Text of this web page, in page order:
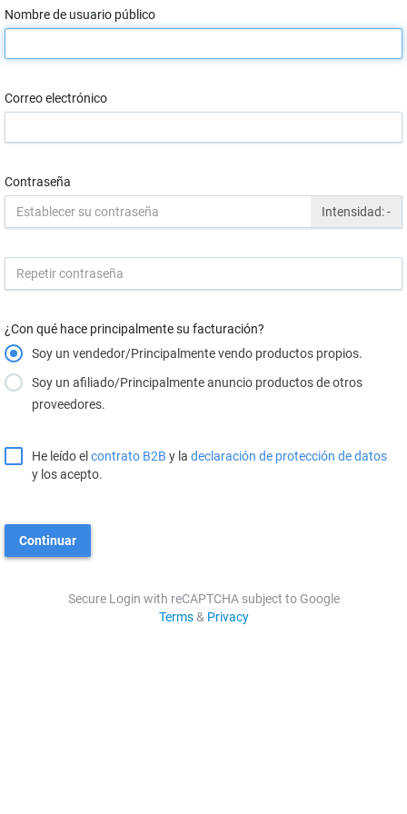
Nombre de usuario público
Correo electrónico
Contraseña
Intensidad:-
¿Con qué hace principalmente su facturación?
Soy un vendedor/Principalmente vendo productos propios.
Soy un afiliado/Principalmente anuncio productos de otros
proveedores.
He leído el contrato B2B y la declaración de protección de datos
y los acepto.
Continuar
Secure Login with reCAPTCHA subject to Google
Terms& Privacy